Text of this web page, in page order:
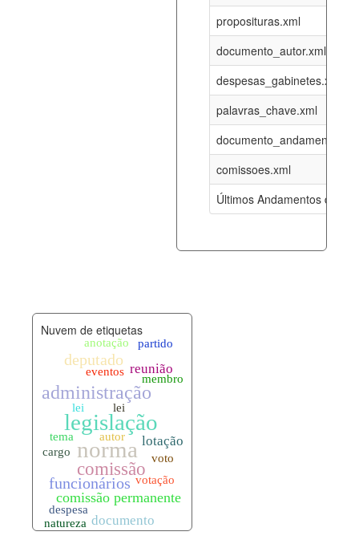
proposituras.xml
documento_autor.xml
despesas_gabinetes.xml
palavras_chave.xml
documento_andamento.xml
comissoes.xml
Últimos Andamentos de
funcionarios_lotacoes.xml
funcionarios_cargos.xml 12-05-
08-08-
documento_andamento.xml 08-08-
palavras_chave.xml 08-08-
legislacao_norma_anotacoes.xml
Nuvem de etiquetas